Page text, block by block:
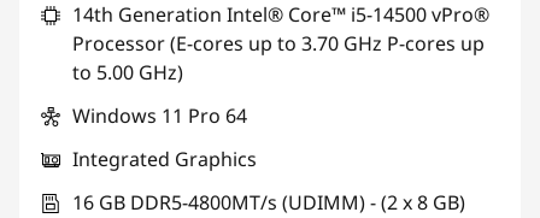
14th Generation Intel® Core™ i5-14500 vPro®
Processor (E-cores up to 3.70 GHz P-cores up
to 5.00 GHz)
Windows 11 Pro 64
Integrated Graphics
16 GB DDR5-4800MT/s (UDIMM) - (2 x 8 GB)